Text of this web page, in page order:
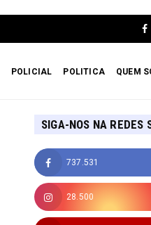
POLICIAL POLITICA QUEM
SIGA-NOS NA REDES
737.531
28.500